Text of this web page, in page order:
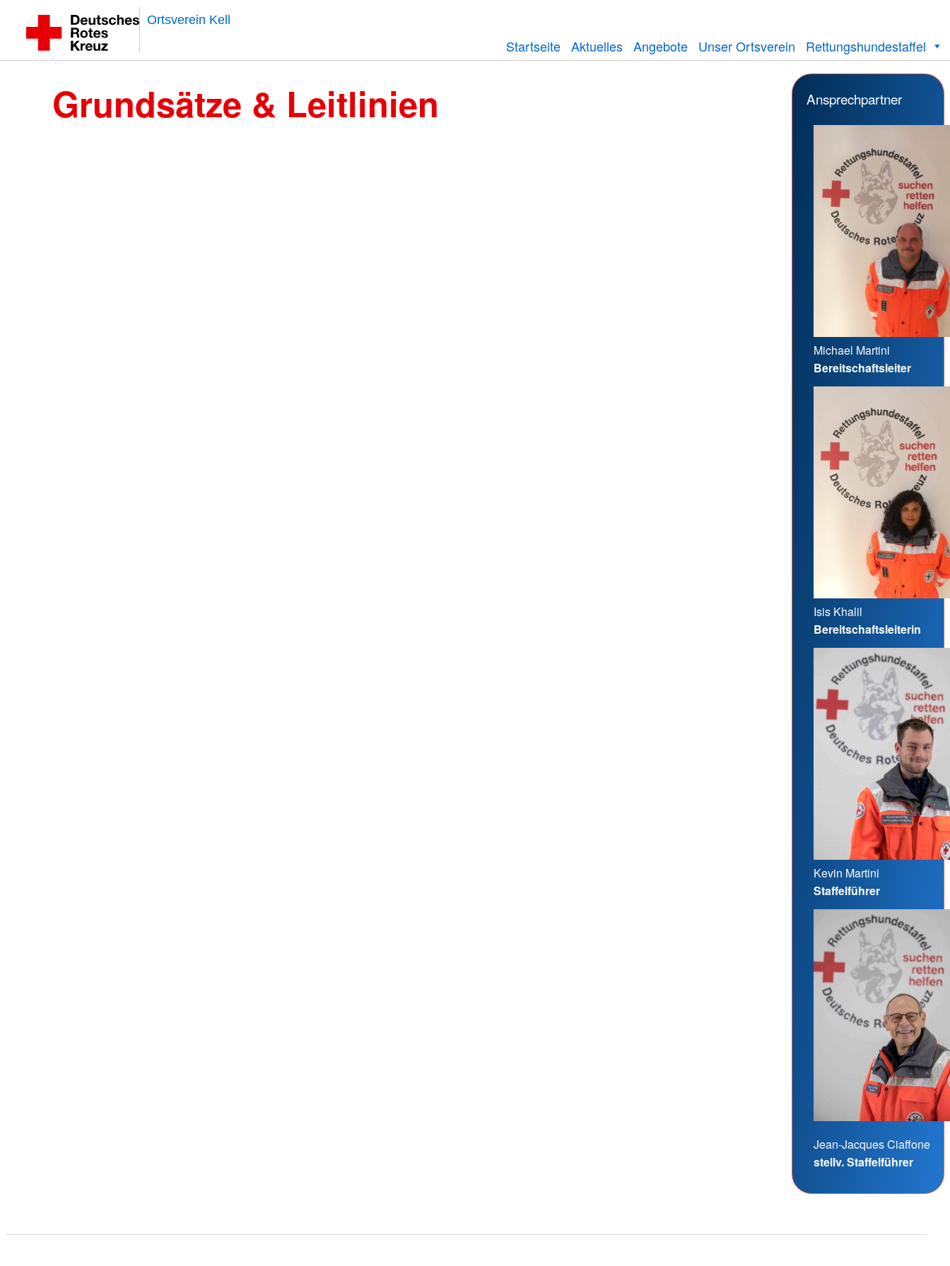
Ortsverein Kell
Startseite Aktuelles Angebote Unser Ortsverein Rettungshundestaffel
Ansprechpartner
Michael Martini
Bereitschaftsleiter
Isis Khalil
Bereitschaftsleiterin
Kevin Martini
Staffelführer
Jean-Jacques Ciaffone
stellv. Staffelführer
Grundsätze & Leitlinien